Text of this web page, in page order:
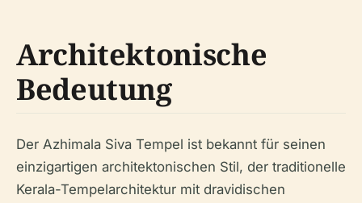
Architektonische
Bedeutung
Der Azhimala Siva Tempel ist bekannt für seinen
einzigartigen architektonischen Stil, der traditionelle
Kerala-Tempelarchitektur mit dravidischen